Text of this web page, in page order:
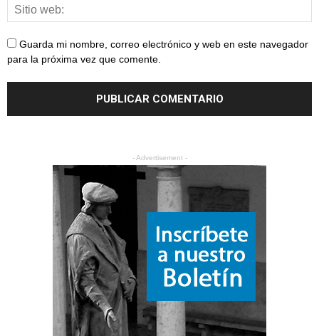
Guarda mi nombre, correo electrónico y web en este navegador
para la próxima vez que comente.
- Advertisement -